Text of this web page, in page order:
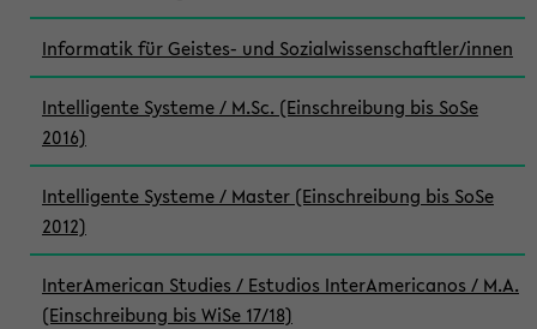
Informatik für Geistes- und Sozialwissenschaftler/innen
Intelligente Systeme / M.Sc. (Einschreibung bis SoSe
2016)
Intelligente Systeme / Master (Einschreibung bis SoSe
2012)
InterAmerican Studies / Estudios InterAmericanos / M.A.
(Einschreibung bis WiSe 17/18)